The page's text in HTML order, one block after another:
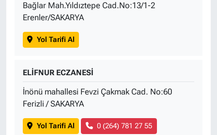
Bağlar Mah.Yıldıztepe Cad.No:13/1-2
Erenler/SAKARYA
Yol Tarifi Al
ELİFNUR ECZANESİ
İnönü mahallesi Fevzi Çakmak Cad. No:60
Ferizli / SAKARYA
Yol Tarifi Al 0 (264) 781 27 55